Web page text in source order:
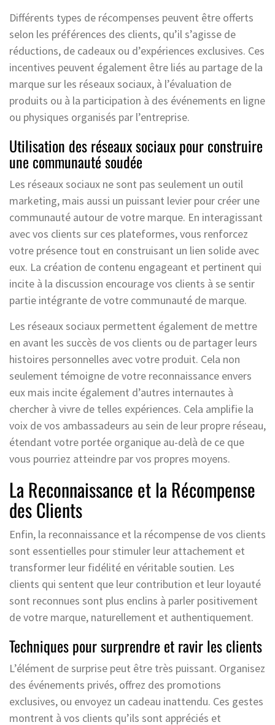
Différents types de récompenses peuvent être offerts
selon les préférences des clients, qu’il s’agisse de
réductions, de cadeaux ou d’expériences exclusives. Ces
incentives peuvent également être liés au partage de la
marque sur les réseaux sociaux, à l’évaluation de
produits ou à la participation à des événements en ligne
ou physiques organisés par l’entreprise.
Utilisation des réseaux sociaux pour construire
une communauté soudée
Les réseaux sociaux ne sont pas seulement un outil
marketing, mais aussi un puissant levier pour créer une
communauté autour de votre marque. En interagissant
avec vos clients sur ces plateformes, vous renforcez
votre présence tout en construisant un lien solide avec
eux. La création de contenu engageant et pertinent qui
incite à la discussion encourage vos clients à se sentir
partie intégrante de votre communauté de marque.
Les réseaux sociaux permettent également de mettre
en avant les succès de vos clients ou de partager leurs
histoires personnelles avec votre produit. Cela non
seulement témoigne de votre reconnaissance envers
eux mais incite également d’autres internautes à
chercher à vivre de telles expériences. Cela amplifie la
voix de vos ambassadeurs au sein de leur propre réseau,
étendant votre portée organique au-delà de ce que
vous pourriez atteindre par vos propres moyens.
La Reconnaissance et la Récompense
des Clients
Enfin, la reconnaissance et la récompense de vos clients
sont essentielles pour stimuler leur attachement et
transformer leur fidélité en véritable soutien. Les
clients qui sentent que leur contribution et leur loyauté
sont reconnues sont plus enclins à parler positivement
de votre marque, naturellement et authentiquement.
Techniques pour surprendre et ravir les clients
L’élément de surprise peut être très puissant. Organisez
des événements privés, offrez des promotions
exclusives, ou envoyez un cadeau inattendu. Ces gestes
montrent à vos clients qu’ils sont appréciés et